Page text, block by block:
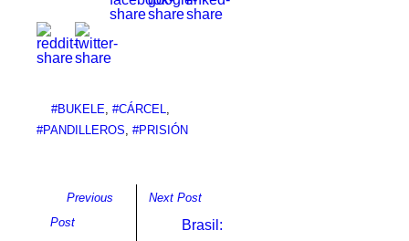
#BUKELE, #CÁRCEL,
#PANDILLEROS, #PRISIÓN
Previous
Post
Next Post
Brasil: